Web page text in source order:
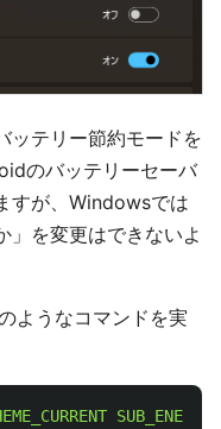
ッテリー節約モードを
のバッテリーセーバ
すが、Windowsでは
」を変更はできないよ
ようなコマンドを実